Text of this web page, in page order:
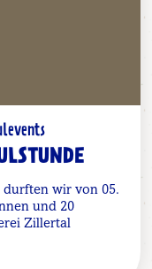
durften wir von 05.
und 20
Zillertal